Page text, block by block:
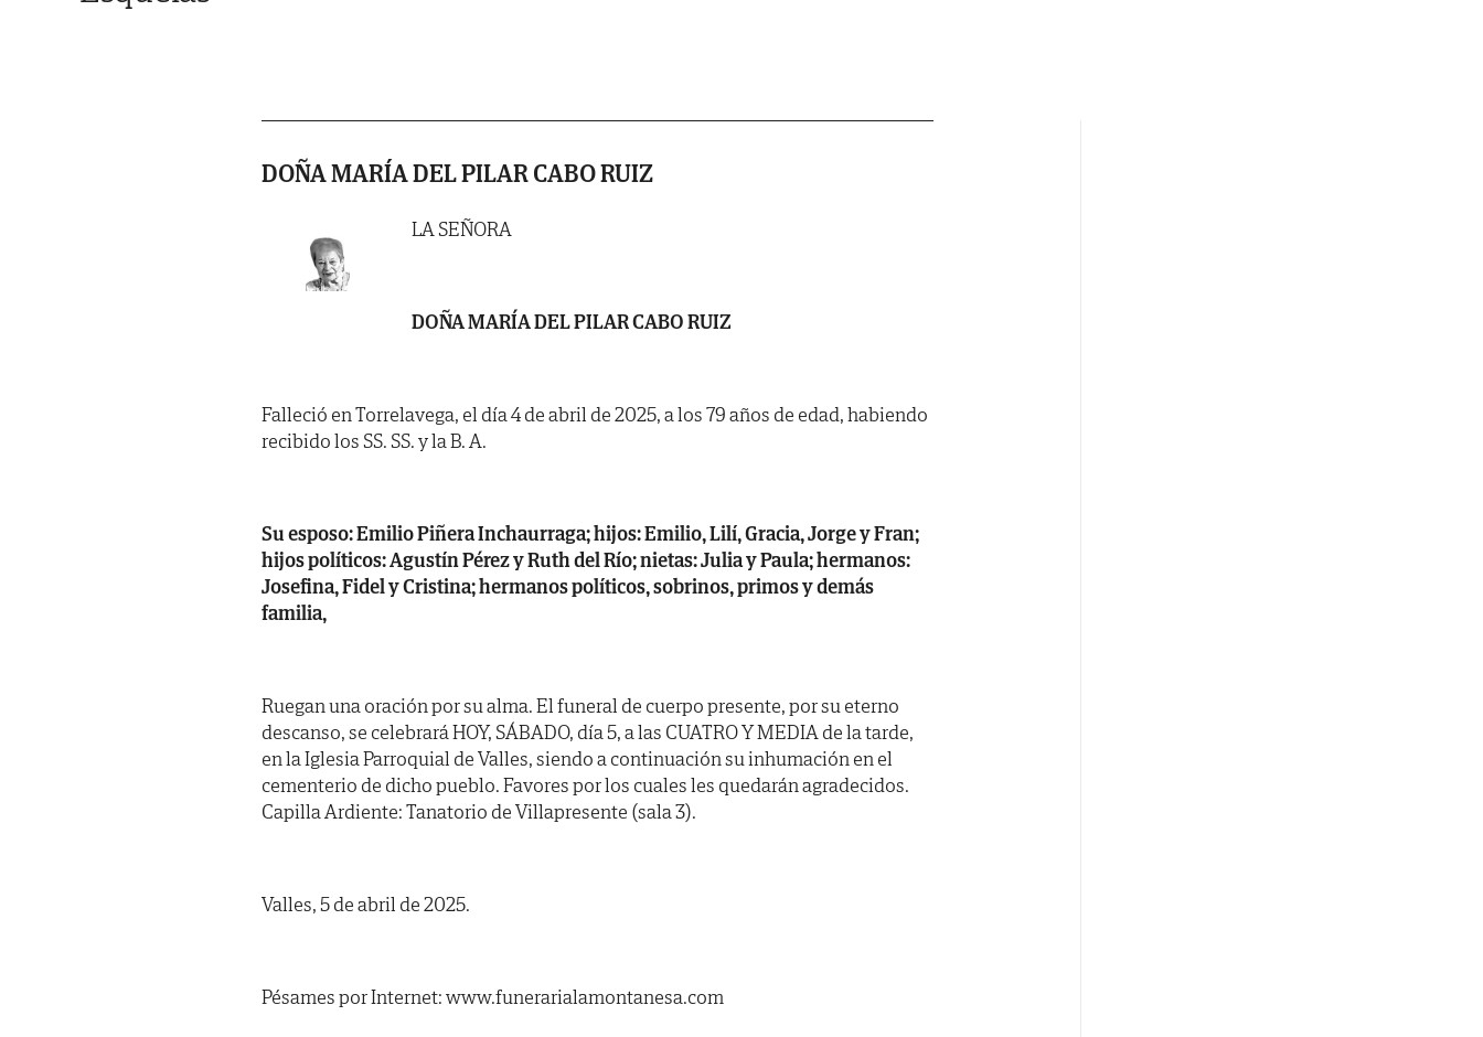
DOÑA MARÍA DEL PILAR CABO RUIZ
LA SEÑORA
DOÑA MARÍA DEL PILAR CABO RUIZ
Falleció en Torrelavega, el día 4 de abril de 2025, a los 79 años de edad, habiendo
recibido los SS. SS. y la B. A.
Su esposo: Emilio Piñera Inchaurraga; hijos: Emilio, Lilí, Gracia, Jorge y Fran;
hijos políticos: Agustín Pérez y Ruth del Río; nietas: Julia y Paula; hermanos:
Josefina, Fidel y Cristina; hermanos políticos, sobrinos, primos y demás
familia,
Ruegan una oración por su alma. El funeral de cuerpo presente, por su eterno
descanso, se celebrará HOY, SÁBADO, día 5, a las CUATRO Y MEDIA de la tarde,
en la Iglesia Parroquial de Valles, siendo a continuación su inhumación en el
cementerio de dicho pueblo. Favores por los cuales les quedarán agradecidos.
Capilla Ardiente: Tanatorio de Villapresente (sala 3).
Valles, 5 de abril de 2025.
Pésames por Internet: www.funerarialamontanesa.com